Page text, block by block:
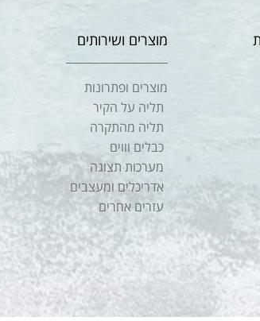
מוצרים ושירותים
מוצרים ופתרונות
תליה על הקיר
תליה מהתקרה
כבלים וווים
מערכות תצוגה
אדריכלים ומעצבים
עזרים אחרים